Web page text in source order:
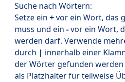
Suche nach Wörtern:
Setze ein +vor ein Wort, das
muss und ein -vor ein Wort,
werden darf. Verwende
durch | innerhalb einer
der Wörter gefunden
als Platzhalter für teilweise